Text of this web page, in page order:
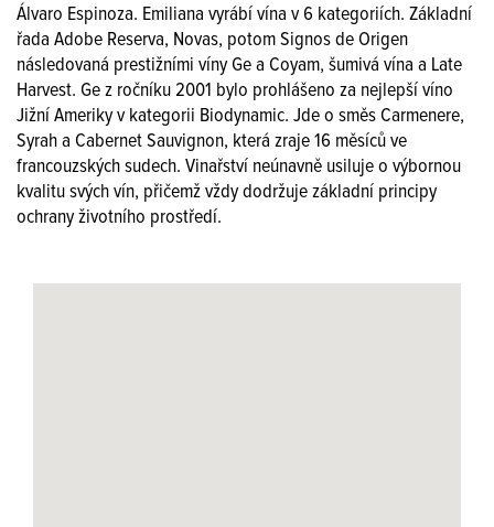
Álvaro Espinoza. Emiliana vyrábí vína v 6 kategoriích. Základní
řada Adobe Reserva, Novas, potom Signos de Origen
následovaná prestižními víny Ge a Coyam, šumivá vína a Late
Harvest. Ge z ročníku 2001 bylo prohlášeno za nejlepší víno
Jižní Ameriky v kategorii Biodynamic. Jde o směs Carmenere,
Syrah a Cabernet Sauvignon, která zraje 16 měsíců ve
francouzských sudech. Vinařství neúnavně usiluje o výbornou
kvalitu svých vín, přičemž vždy dodržuje základní principy
ochrany životního prostředí.